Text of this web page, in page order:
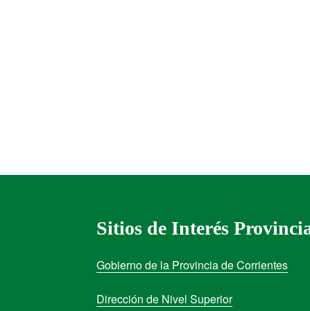
Sitios de Interés
Gobierno de la Provincia de Corrientes
Dirección de Nivel Superior